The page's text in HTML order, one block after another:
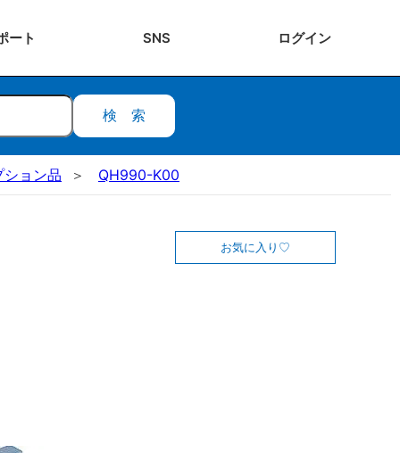
ート SNS ログイン
検索
ション品 QH990-K00
お気に入り